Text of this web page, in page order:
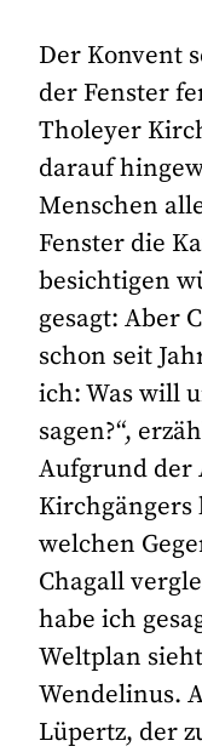
Der Konvent
der Fenster
Tholeyer
darauf
Menschen
Fenster die
besichtigen
gesagt: Aber
schon seit
ich: Was will
sagen?“,
Aufgrund der
Kirchgängers
welchen
Chagall
habe ich
Weltplan
Wendelinus.
Lüpertz, der